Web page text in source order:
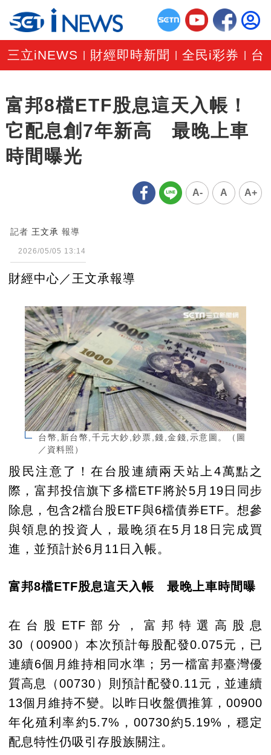
三立iNEWS 財經即時新聞 |全民i彩券 台
富邦8檔ETF股息這天入帳！
它配息創7年新高 最晚上車
時間曝光
A- A A+
記者 王文承 報導
2026/05/05 13:14
財經中心／王文承報導
台幣,新台幣,千元大鈔,鈔票,錢,金錢,示意圖。（圖
／資料照）
股民注意了！在台股連續兩天站上4萬點之
際，富邦投信旗下多檔ETF將於5月19日同步
除息，包含2檔台股ETF與6檔債券ETF。想參
與領息的投資人，最晚須在5月18日完成買
進，並預計於6月11日入帳。
富邦8檔ETF股息這天入帳 最晚上車時間曝
在台股ETF部分，富邦特選高股息
30（00900）本次預計每股配發0.075元，已
連續6個月維持相同水準；另一檔富邦臺灣優
質高息（00730）則預計配發0.11元，並連續
13個月維持不變。以昨日收盤價推算，00900
年化殖利率約5.7%，00730約5.19%，穩定
配息特性仍吸引存股族關注。